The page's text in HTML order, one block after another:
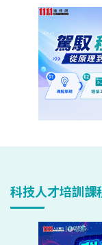
科技人才培訓課